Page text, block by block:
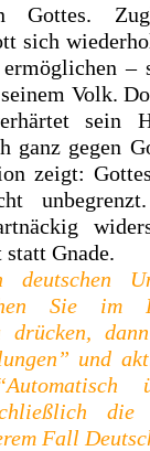
Gottes.
sich
–
Volk.
sein
ganz gegen
zeigt:
Gnade.
deutschen
Sie im
drücken,
und
die
Fall